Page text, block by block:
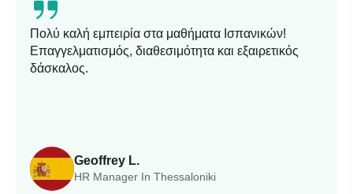
Geoffrey L.
HR Manager In Thessaloniki
Πολύ καλή εμπειρία στα μαθήματα Ισπανικών!
Επαγγελματισμός, διαθεσιμότητα και εξαιρετικός
δάσκαλος.